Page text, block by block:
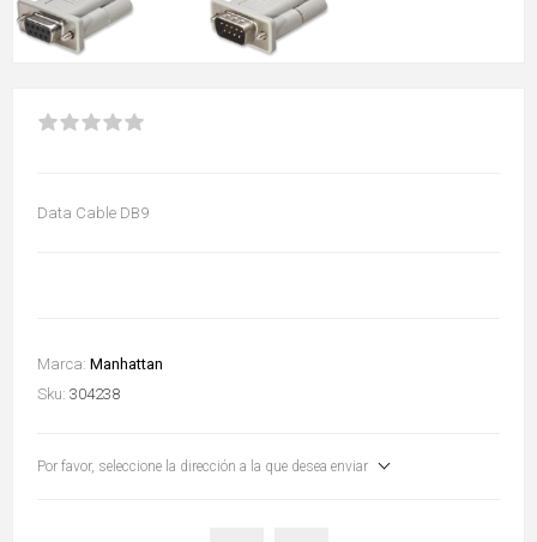
Data Cable DB9
Marca: Manhattan
Sku: 304238
Por favor, seleccione la dirección a la que desea enviar